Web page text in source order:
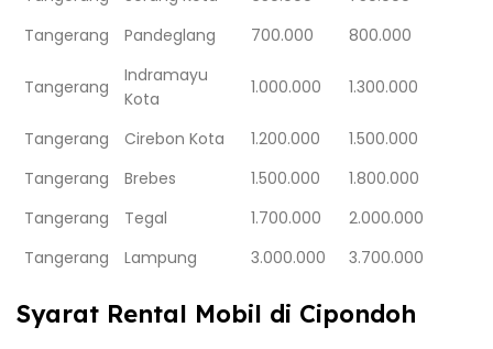
Tangerang
Pandeglang 700.000 800.000
Tangerang
Indramayu
Kota
1.000.000 1.300.000
Tangerang Cirebon Kota 1.200.000
1.500.000
Tangerang
Brebes 1.500.000
1.800.000
Tangerang
Tegal 1.700.000
2.000.000
Tangerang
Lampung 3.000.000 3.700.000
Syarat Rental Mobil di Cipondoh